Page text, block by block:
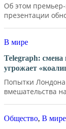
Об этом
презентации
В мире
Telegraph:
угрожает
Попытки
вмешательства
Общество, В мире